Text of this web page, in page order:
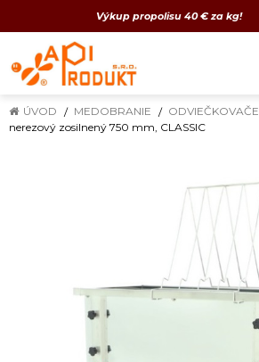
Výkup propolisu 40 € za kg!
ÚVOD MEDOBRANIE ODVIEČKOVAČE
nerezový zosilnený 750 mm, CLASSIC